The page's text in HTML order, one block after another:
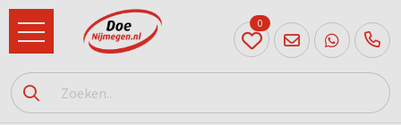
024
204
0